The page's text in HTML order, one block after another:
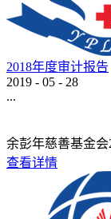
2018年度审计报告
2019 - 05 - 28
...
余彭年慈善基金会
查看详情